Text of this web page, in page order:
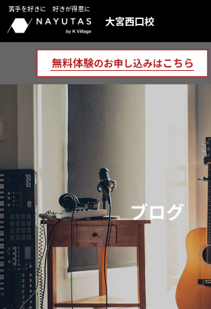
苦手を好きに 好きが得意に
大宮西口校
ブログ